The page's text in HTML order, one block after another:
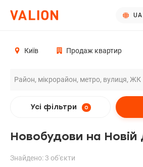
UA
Київ Продаж квартир
Усі фільтри 0
Новобудови на Новій
Знайдено: 3 об'єкти